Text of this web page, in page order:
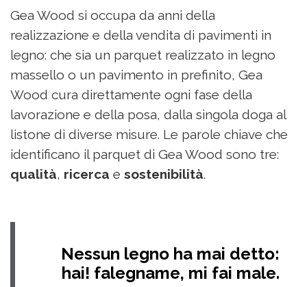
Gea Wood si occupa da anni della
realizzazione e della vendita di pavimenti in
legno: che sia un parquet realizzato in legno
massello o un pavimento in prefinito, Gea
Wood cura direttamente ogni fase della
lavorazione e della posa, dalla singola doga al
listone di diverse misure. Le parole chiave che
identificano il parquet di Gea Wood sono tre:
qualità, ricerca e sostenibilità.
Nessun legno ha mai detto:
hai! falegname, mi fai male.